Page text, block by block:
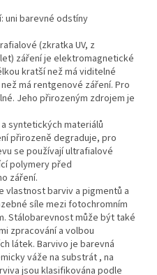
uni barevné odstíny
(zkratka UV, z
záření je elektromagnetické
kratší než má viditelné
má rentgenové záření. Pro
Jeho přirozeným zdrojem je
syntetických materiálů
přirozeně degraduje, pro
se používají ultrafialové
polymery před
záření.
vlastnost barviv a pigmentů a
síle mezi fotochromním
Stálobarevnost může být také
zpracování a volbou
látek. Barvivo je barevná
váže na substrát , na
jsou klasifikována podle